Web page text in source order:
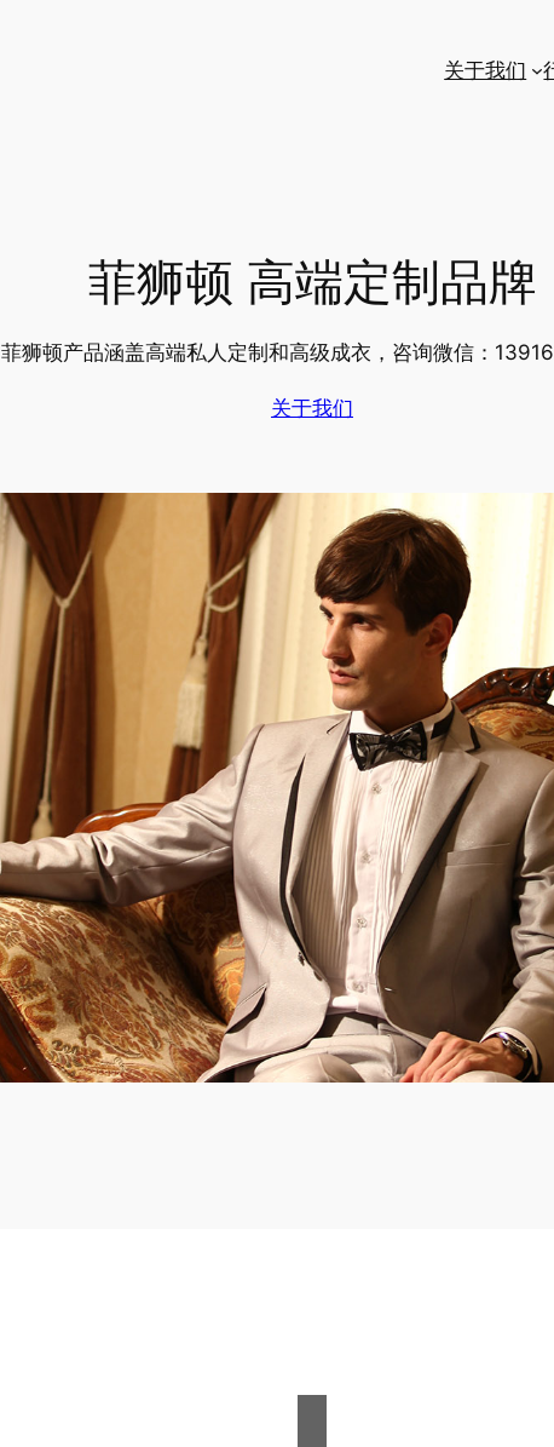
关于我们
菲狮顿 高端定制品牌
菲狮顿产品涵盖高端私人定制和高级成衣，咨询微信：
关于我们